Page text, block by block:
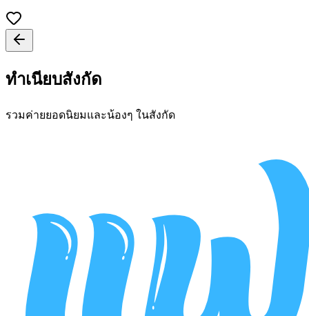
ทำเนียบสังกัด
รวมค่ายยอดนิยมและน้องๆ ในสังกัด